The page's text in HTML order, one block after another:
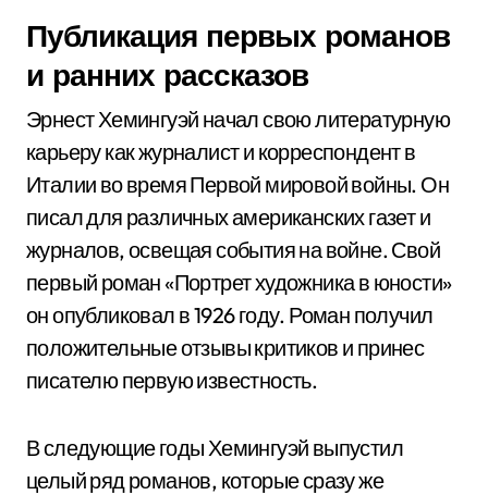
Публикация первых романов
и ранних рассказов
Эрнест Хемингуэй начал свою литературную
карьеру как журналист и корреспондент в
Италии во время Первой мировой войны. Он
писал для различных американских газет и
журналов, освещая события на войне. Свой
первый роман «Портрет художника в юности»
он опубликовал в 1926 году. Роман получил
положительные отзывы критиков и принес
писателю первую известность.
В следующие годы Хемингуэй выпустил
целый ряд романов, которые сразу же